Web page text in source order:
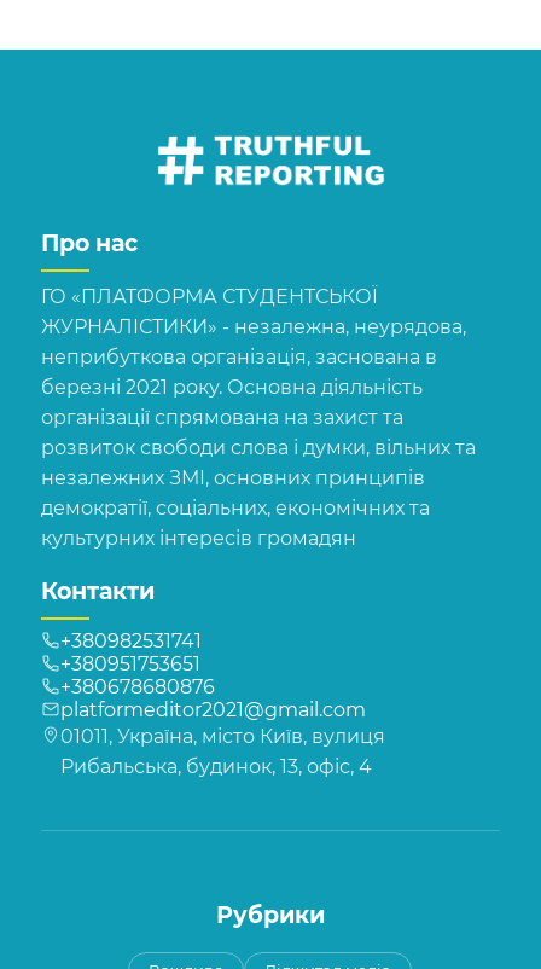
Про нас
ГО «ПЛАТФОРМА СТУДЕНТСЬКОЇ
ЖУРНАЛІСТИКИ» - незалежна, неурядова,
неприбуткова організація, заснована в
березні 2021 року. Основна діяльність
організації спрямована на захист та
розвиток свободи слова і думки, вільних та
незалежних ЗМІ, основних принципів
демократії, соціальних, економічних та
культурних інтересів громадян
Контакти
+380982531741
+380951753651
+380678680876
platformeditor2021@gmail.com
01011, Україна, місто Київ, вулиця
Рибальська, будинок, 13, офіс, 4
Рубрики